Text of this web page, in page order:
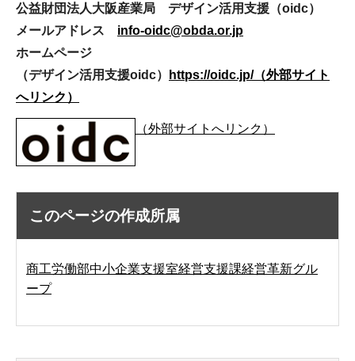
公益財団法人大阪産業局 デザイン活用支援（oidc）
メールアドレス info-oidc@obda.or.jp
ホームページ
（デザイン活用支援oidc）
https://oidc.jp/（外部サイト
へリンク）
（外部サイトへリンク）
このページの作成所属
商工労働部中小企業支援室経営支援課経営革新グル
ープ